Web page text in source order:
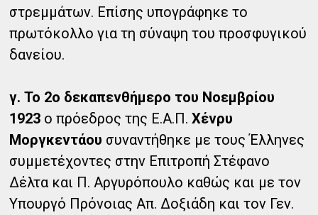
στρεμμάτων. Επίσης υπογράφηκε το
πρωτόκολλο για τη σύναψη του προσφυγικού
δανείου.
γ. Το 2ο δεκαπενθήμερο του Νοεμβρίου
1923 ο πρόεδρος της Ε.Α.Π.Χένρυ
Μοργκεντάου συναντήθηκε με τους Έλληνες
συμμετέχοντες στην Επιτροπή Στέφανο
Δέλτα και Π. Αργυρόπουλο καθώς και με τον
Υπουργό Πρόνοιας Απ. Δοξιάδη και τον Γεν.